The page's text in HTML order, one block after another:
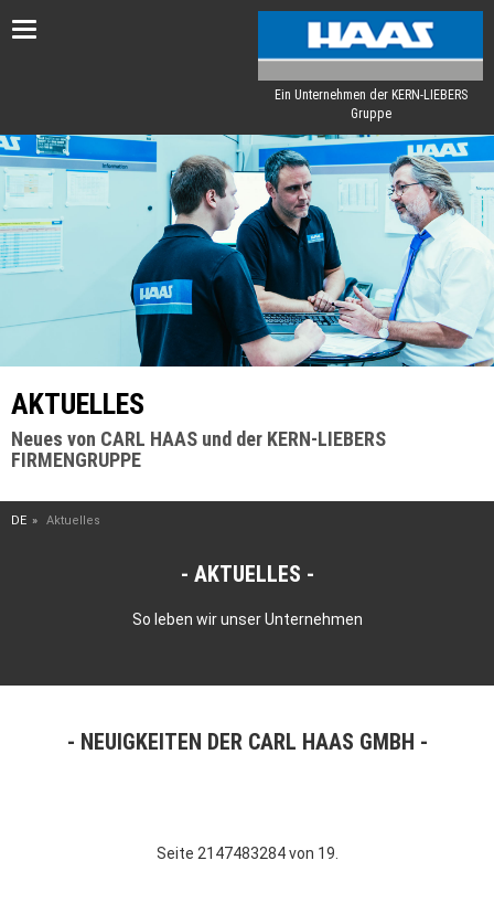
Toggle
Ein Unternehmen der KERN-LIEBERS
Gruppe
AKTUELLES
Neues von CARL HAAS und der KERN-LIEBERS
FIRMENGRUPPE
DE Aktuelles
AKTUELLES
So leben wir unser Unternehmen
NEUIGKEITEN DER CARL HAAS GMBH
Seite 2147483284 von 19.